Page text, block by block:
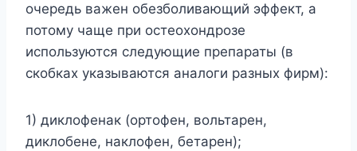
очередь важен обезболивающий эффект, а
потому чаще при остеохондрозе
используются следующие препараты (в
скобках указываются аналоги разных фирм):
1) диклофенак (ортофен, вольтарен,
диклобене, наклофен, бетарен);